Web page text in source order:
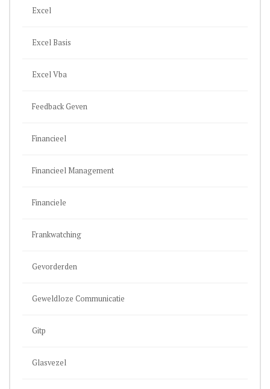
Excel
Excel Basis
Excel Vba
Feedback Geven
Financieel
Financieel Management
Financiele
Frankwatching
Gevorderden
Geweldloze Communicatie
Gitp
Glasvezel